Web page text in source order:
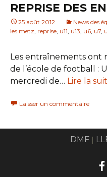
REPRISE DES
25 août 2012 News des
les metz reprise u11 u13 u6 u7
Les entraînements ont
de l’école de football :
mercredi de… Lire la
Laisser un commentaire
DMF |